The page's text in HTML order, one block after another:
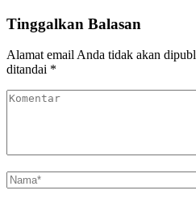
Tinggalkan Balasan
Alamat email Anda tidak akan
ditandai *